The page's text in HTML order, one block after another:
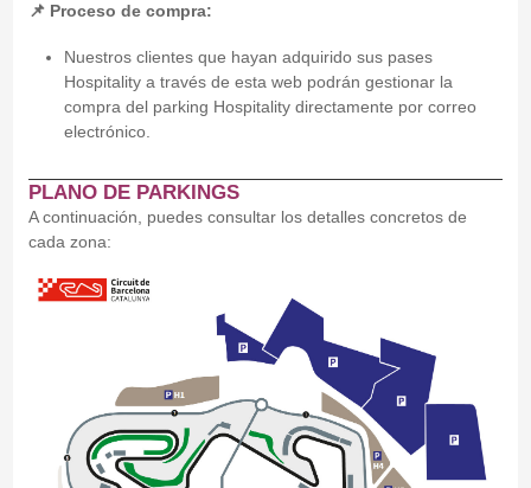
📌 Proceso de compra:
Nuestros clientes que hayan adquirido sus pases
Hospitality a través de esta web podrán gestionar la
compra del parking Hospitality directamente por correo
electrónico.
PLANO DE PARKINGS
A continuación, puedes consultar los detalles concretos de
cada zona: